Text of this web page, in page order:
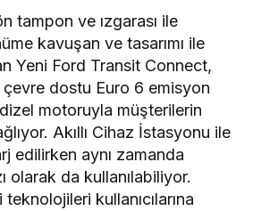
tampon ve ızgarası ile
kavuşan ve tasarımı ile
Yeni Ford Transit Connect,
çevre dostu Euro 6 emisyon
motoruyla müşterilerin
Akıllı Cihaz İstasyonu ile
edilirken aynı zamanda
olarak da kullanılabiliyor.
kullanıcılarına